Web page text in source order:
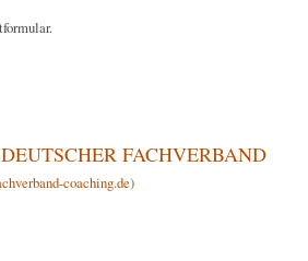
FACHVERBAND
coaching.de)